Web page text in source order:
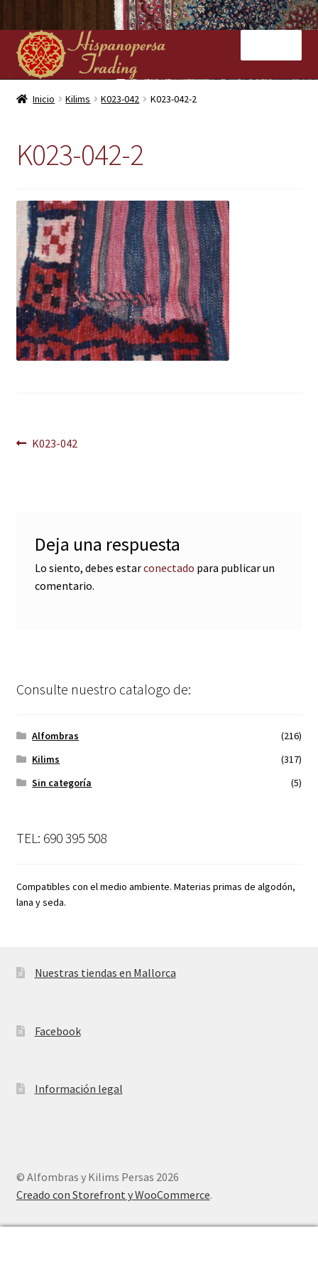
Ir
a
la
navegación
Ir
al
contenido
Inicio
Kilims
Contacto
Inicio Kilims K023-042 K023-042-2
K023-042-2
Navegación
Anterior:
K023-042
Deja una respuesta
Lo siento, debes estarconectado para publicar un
comentario.
Consulte nuestro catalogo de:
Alfombras
(216)
Kilims
(317)
Sin categoría
(5)
TEL: 690 395 508
Compatibles con el medio ambiente. Materias primas de algodón,
lana y seda.
Nuestras tiendas en Mallorca
Facebook
Información legal
© Alfombras y Kilims Persas 2026
Creado con Storefront y WooCommerce.